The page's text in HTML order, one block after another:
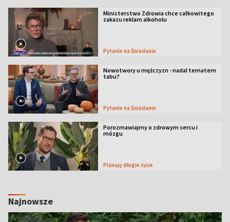
Ministerstwo Zdrowia chce całkowitego
zakazu reklam alkoholu
Pytanie na Śniadanie
Nowotwory u mężczyzn - nadal tematem
tabu?
Pytanie na Śniadanie
Porozmawiajmy o zdrowym sercu i
mózgu
Planuję długie życie
Najnowsze